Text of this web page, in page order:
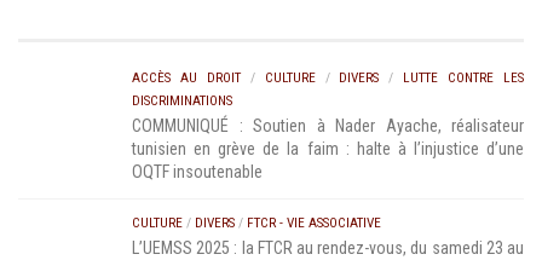
ACCÈS AU DROIT/ CULTURE/ DIVERS / LUTTE CONTRE LES
DISCRIMINATIONS
COMMUNIQUÉ : Soutien à Nader Ayache, réalisateur
tunisien en grève de la faim : halte à l’injustice d’une
OQTF insoutenable
CULTURE / DIVERS / FTCR - VIE ASSOCIATIVE
L’UEMSS 2025 : la FTCR au rendez-vous, du samedi 23 au